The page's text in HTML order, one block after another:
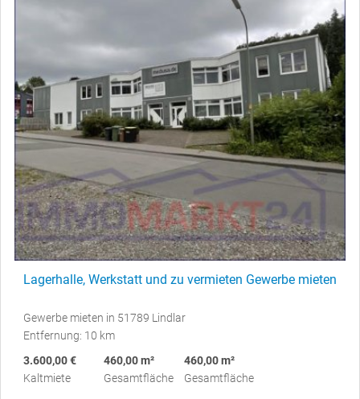
Lagerhalle, Werkstatt und zu vermieten Gewerbe mieten
Gewerbe mieten in 51789 Lindlar
Entfernung: 10 km
3.600,00 €
Kaltmiete
460,00 m²
Gesamtfläche
460,00 m²
Gesamtfläche